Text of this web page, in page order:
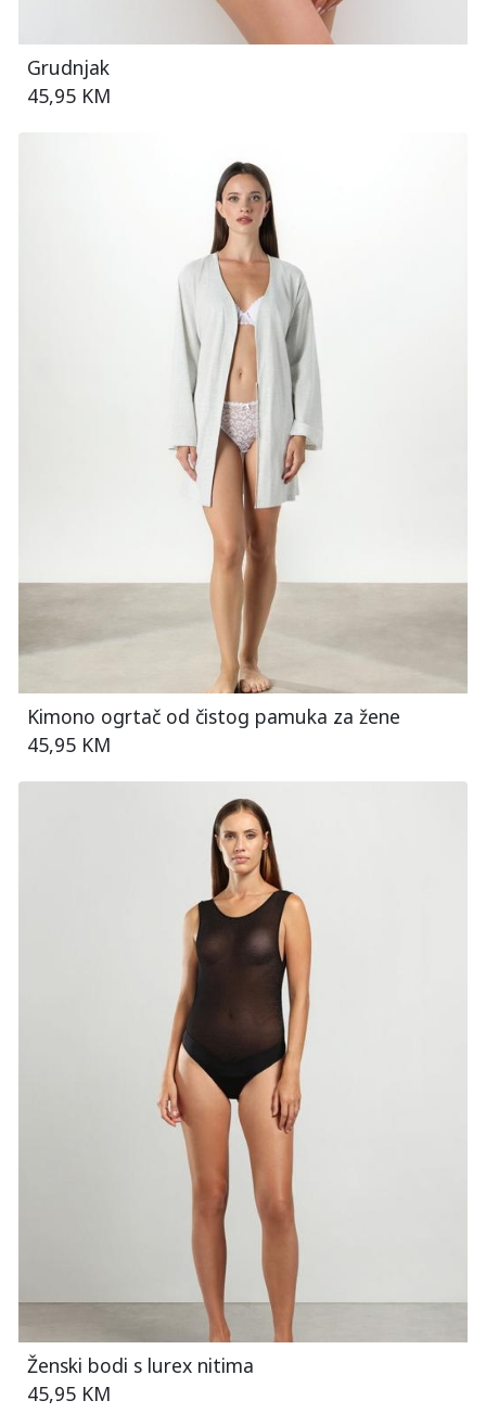
Grudnjak
45,95 KM
Kimono ogrtač od čistog pamuka za žene
45,95 KM
Ženski bodi s lurex nitima
45,95 KM